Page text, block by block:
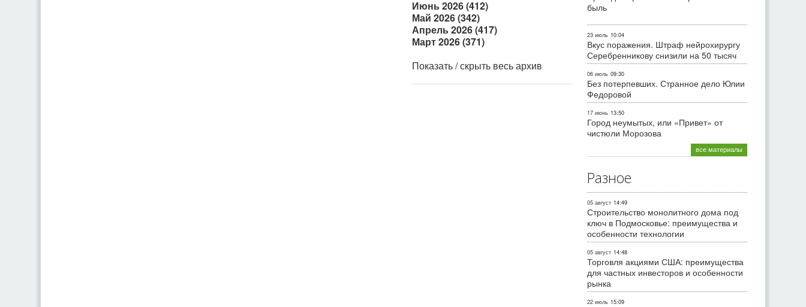
Июнь 2026 (412)
Май 2026 (342)
Апрель 2026 (417)
Март 2026 (371)
Показать / скрыть весь архив
быль
23 июль 10:04
Вкус поражения. Штраф нейрохирургу
Серебренникову снизили на 50 тысяч
06 июль 09:30
Без потерпевших. Странное дело Юлии
Федоровой
17 июнь 13:50
Город неумытых, или «Привет» от
чистюли Морозова
все материалы
Разное
05 август 14:49
Строительство монолитного дома под
ключ в Подмосковье: преимущества и
особенности технологии
05 август 14:48
Торговля акциями США: преимущества
для частных инвесторов и особенности
рынка
22 июль 15:09